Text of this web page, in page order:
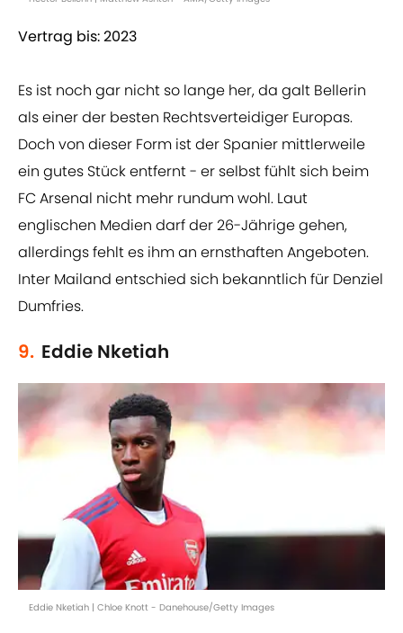
Vertrag bis: 2023
Es ist noch gar nicht so lange her, da galt Bellerin
als einer der besten Rechtsverteidiger Europas.
Doch von dieser Form ist der Spanier mittlerweile
ein gutes Stück entfernt - er selbst fühlt sich beim
FC Arsenal nicht mehr rundum wohl. Laut
englischen Medien darf der 26-Jährige gehen,
allerdings fehlt es ihm an ernsthaften Angeboten.
Inter Mailand entschied sich bekanntlich für Denziel
Dumfries.
9. Eddie Nketiah
Eddie Nketiah | Chloe Knott - Danehouse/Getty Images